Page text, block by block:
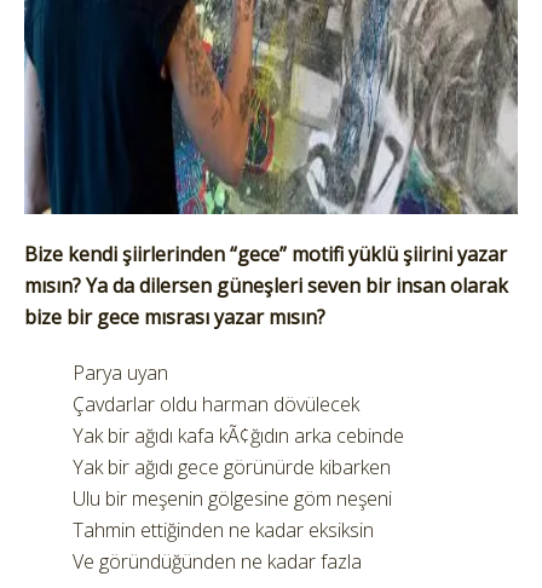
Bize kendi şiirlerinden “gece” motifi yüklü şiirini yazar
mısın? Ya da dilersen güneşleri seven bir insan olarak
bize bir gece mısrası yazar mısın?
Parya uyan
Çavdarlar oldu harman dövülecek
Yak bir ağıdı kafa kÃ¢ğıdın arka cebinde
Yak bir ağıdı gece görünürde kibarken
Ulu bir meşenin gölgesine göm neşeni
Tahmin ettiğinden ne kadar eksiksin
Ve göründüğünden ne kadar fazla